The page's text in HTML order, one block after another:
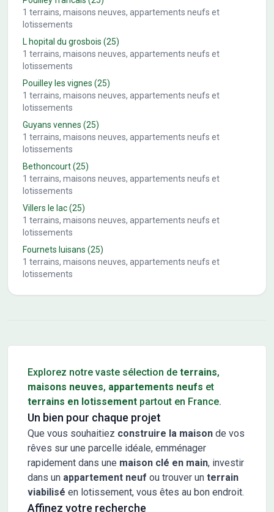
1 terrains, maisons neuves, appartements neufs et
lotissements
L hopital du grosbois (25)
1 terrains, maisons neuves, appartements neufs et
lotissements
Pouilley les vignes (25)
1 terrains, maisons neuves, appartements neufs et
lotissements
Guyans vennes (25)
1 terrains, maisons neuves, appartements neufs et
lotissements
Bethoncourt(25)
1 terrains, maisons neuves, appartements neufs et
lotissements
Villers le lac(25)
1 terrains, maisons neuves, appartements neufs et
lotissements
Fournets luisans (25)
1 terrains, maisons neuves, appartements neufs et
lotissements
Explorez notre vaste sélection de terrains,
maisons neuves, appartements neufs et
terrains en lotissement partout en France.
Un bien pour chaque projet
Que vous souhaitiez construire la maison de vos
rêves sur une parcelle idéale, emménager
rapidement dans une maison clé en main, investir
dans un appartement neuf ou trouver un terrain
viabilisé en lotissement, vous êtes au bon endroit.
Affinez votre recherche